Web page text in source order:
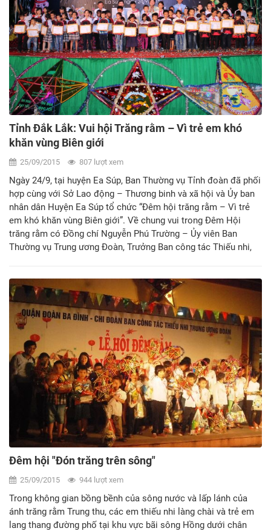
Tỉnh Đắk Lắk: Vui hội Trăng rằm – Vì trẻ em khó
khăn vùng Biên giới
25/09/2015 807 lượt xem
Ngày 24/9, tại huyện Ea Súp, Ban Thường vụ Tỉnh đoàn đã phối
hợp cùng với Sở Lao động – Thương binh và xã hội và Ủy ban
nhân dân Huyện Ea Súp tổ chức “Đêm hội trăng rằm – Vì trẻ
em khó khăn vùng Biên giới”. Về chung vui trong Đêm Hội
trăng rằm có Đồng chí Nguyễn Phú Trường – Ủy viên Ban
Thường vụ Trung ương Đoàn, Trưởng Ban công tác Thiếu nhi,
Đêm hội "Đón trăng trên sông"
25/09/2015 944 lượt xem
Trong không gian bồng bềnh của sông nước và lấp lánh của
ánh trăng rằm Trung thu, các em thiếu nhi làng chài và trẻ em
lang thang đường phố tại khu vực bãi sông Hồng dưới chân